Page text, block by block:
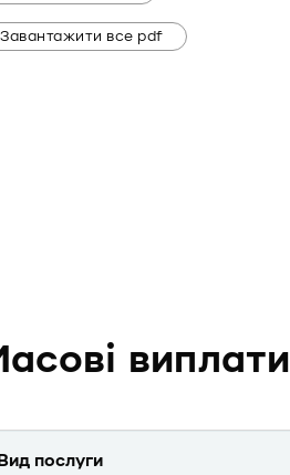
Завантажити все pdf
виплати
послуги